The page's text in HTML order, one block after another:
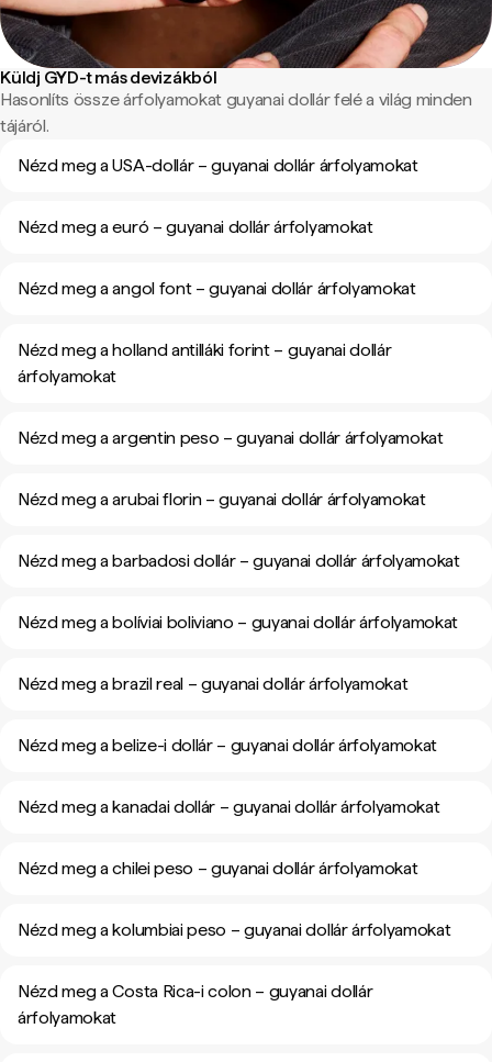
Küldj GYD-t más devizákból
Hasonlíts össze árfolyamokat guyanai dollár felé a világ minden
tájáról.
Nézd meg a USA-dollár – guyanai dollár árfolyamokat
Nézd meg a euró – guyanai dollár árfolyamokat
Nézd meg a angol font – guyanai dollár árfolyamokat
Nézd meg a holland antilláki forint – guyanai dollár
árfolyamokat
Nézd meg a argentin peso – guyanai dollár árfolyamokat
Nézd meg a arubai florin – guyanai dollár árfolyamokat
Nézd meg a barbadosi dollár – guyanai dollár árfolyamokat
Nézd meg a bolíviai boliviano – guyanai dollár árfolyamokat
Nézd meg a brazil real – guyanai dollár árfolyamokat
Nézd meg a belize-i dollár – guyanai dollár árfolyamokat
Nézd meg a kanadai dollár – guyanai dollár árfolyamokat
Nézd meg a chilei peso – guyanai dollár árfolyamokat
Nézd meg a kolumbiai peso – guyanai dollár árfolyamokat
Nézd meg a Costa Rica-i colon – guyanai dollár
árfolyamokat